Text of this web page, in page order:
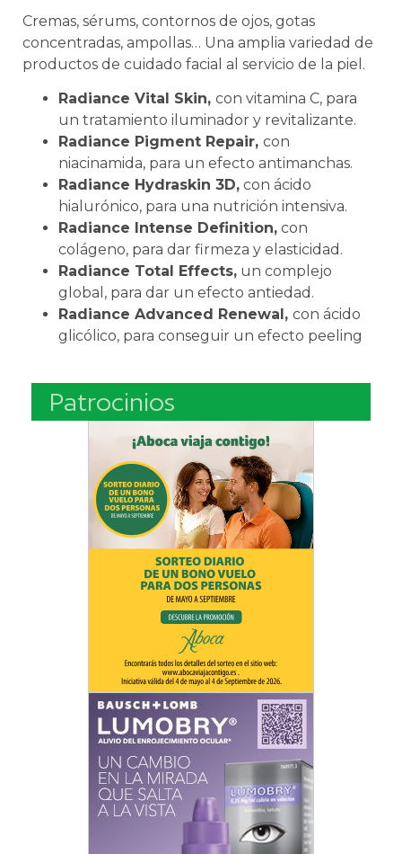
Cremas, sérums, contornos de ojos, gotas
concentradas, ampollas… Una amplia variedad de
productos de cuidado facial al servicio de la piel.
Radiance Vital Skin, con vitamina C, para
un tratamiento iluminador y revitalizante.
Radiance Pigment Repair, con
niacinamida, para un efecto antimanchas.
Radiance Hydraskin 3D, con ácido
hialurónico, para una nutrición intensiva.
Radiance Intense Definition, con
colágeno, para dar firmeza y elasticidad.
Radiance Total Effects, un complejo
global, para dar un efecto antiedad.
Radiance Advanced Renewal, con ácido
glicólico, para conseguir un efecto peeling
Patrocinios